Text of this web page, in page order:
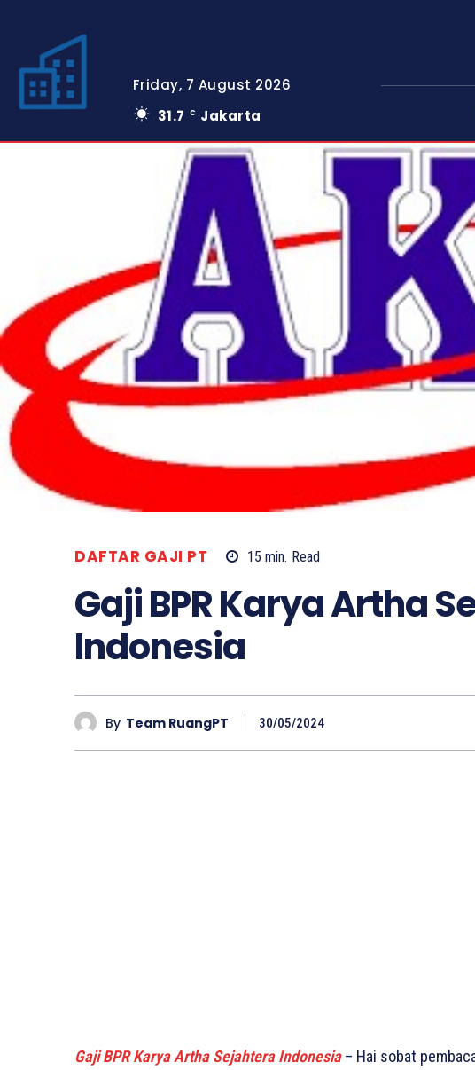
Friday, 7 August 2026
31.7
C Jakarta
DAFTAR GAJI PT 15 min. Read
Gaji BPR Karya Artha
Indonesia
By Team RuangPT 30/05/2024
Gaji BPR Karya Artha Sejahtera Indonesia– Hai sobat